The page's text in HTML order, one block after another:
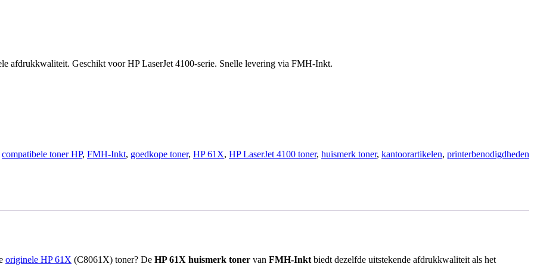
afdrukkwaliteit. Geschikt voor HP LaserJet 4100-serie. Snelle levering via FMH-Inkt.
compatibele toner HP, FMH-Inkt, goedkope toner, HP 61X, HP LaserJet 4100 toner, huismerk toner, kantoorartikelen, printerbenodigdheden
originele HP 61X (C8061X) toner? De HP 61X huismerk toner van FMH-Inkt biedt dezelfde uitstekende afdrukkwaliteit als het